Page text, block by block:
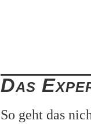
Das
So geht das